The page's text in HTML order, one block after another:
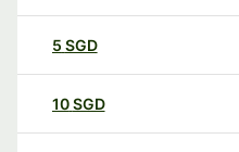
5 SGD
10SGD